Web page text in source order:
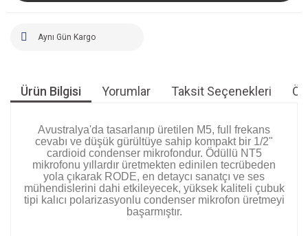
Aynı Gün Kargo
Ürün Bilgisi Yorumlar Taksit Seçenekleri
Avustralya'da tasarlanıp üretilen M5, full frekans
cevabı ve düşük gürültüye sahip kompakt bir 1/2"
cardioid condenser mikrofondur. Ödüllü NT5
mikrofonu yıllardır üretmekten edinilen tecrübeden
yola çıkarak RODE, en detaycı sanatçı ve ses
mühendislerini dahi etkileyecek, yüksek kaliteli çubuk
tipi kalıcı polarizasyonlu condenser mikrofon üretmeyi
başarmıştır.